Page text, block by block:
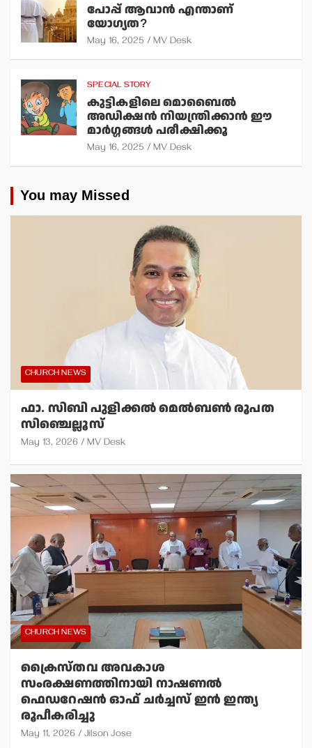
പോപ്പ് ആവാന്‍ എന്താണ്
യോഗ്യത?
May 16, 2025 MV Desk
SPECIAL STORY
കുട്ടികളിലെ മൊബൈല്‍
അഡിക്ഷന്‍ നിയന്ത്രിക്കാന്‍ ഈ
മാര്‍ഗ്ഗങ്ങള്‍ പരീക്ഷിക്കൂ
May 16, 2025 MV Desk
You may Missed
CHURCH NEWS
ഫാ. സിബി പുളിക്കല്‍ മെല്‍ബണ്‍ രൂപത
സിഞ്ചെല്ലൂസ്
May 13, 2026 MV Desk
CHURCH NEWS
ക്രൈസ്തവ അവകാശ
സംരക്ഷണത്തിനായി നാഷണല്‍
ഫെഡറേഷന്‍ ഓഫ് ചര്‍ച്ചസ് ഇന്‍ ഇന്ത്യ
രൂപീകരിച്ചു
May 11, 2026 Jilson Jose